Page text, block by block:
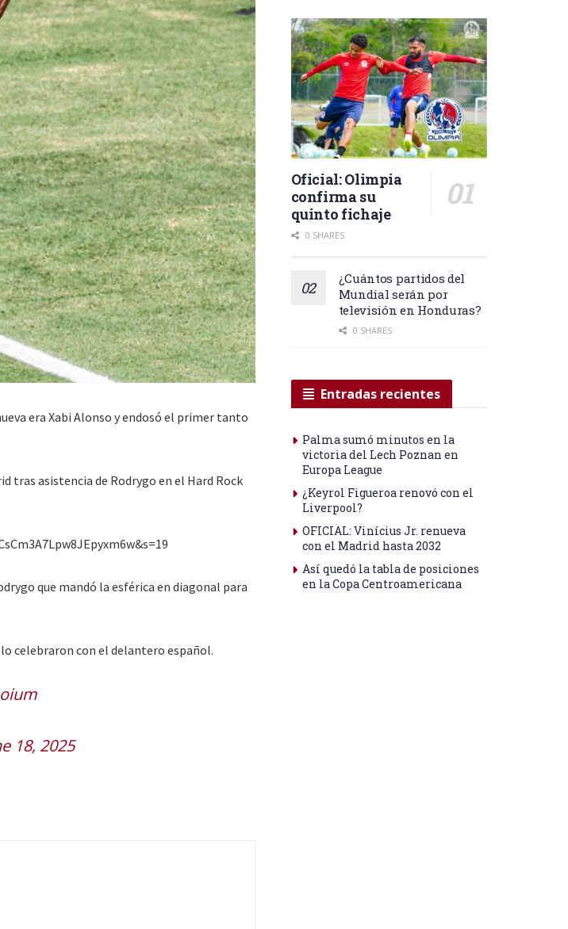
era Xabi Alonso y endosó el primer tanto
tras asistencia de Rodrygo en el Hard Rock
que mandó la esférica en diagonal para
celebraron con el delantero español.
18, 2025
Oficial: Olimpia
confirma su
quinto fichaje
0 SHARES
¿Cuántos partidos del
Mundial serán por
televisión en Honduras?
0 SHARES
Entradas recientes
Palma sumó minutos en la
victoria del Lech Poznan en
Europa League
¿Keyrol Figueroa renovó con el
Liverpool?
OFICIAL: Vinícius Jr. renueva
con el Madrid hasta 2032
Así quedó la tabla de posiciones
en la Copa Centroamericana